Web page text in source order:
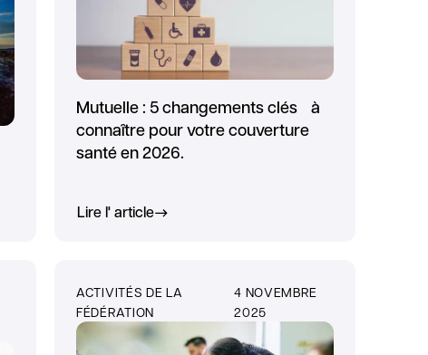
Mutuelle : 5 changements clés à
connaître pour votre couverture
santé en 2026.
Lire l' article
ACTIVITÉS DE LA
FÉDÉRATION
4 NOVEMBRE
2025